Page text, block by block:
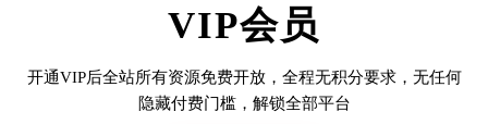
VIP会员
开通VIP后全站所有资源免费开放，全程无积分要求，无任何
隐藏付费门槛，解锁全部平台